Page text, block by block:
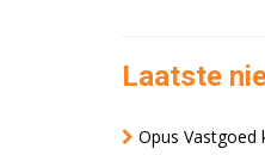
Laatste
Opus